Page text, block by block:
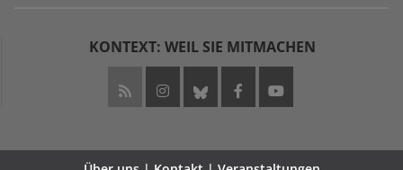
KONTEXT: WEIL SIE MITMACHEN